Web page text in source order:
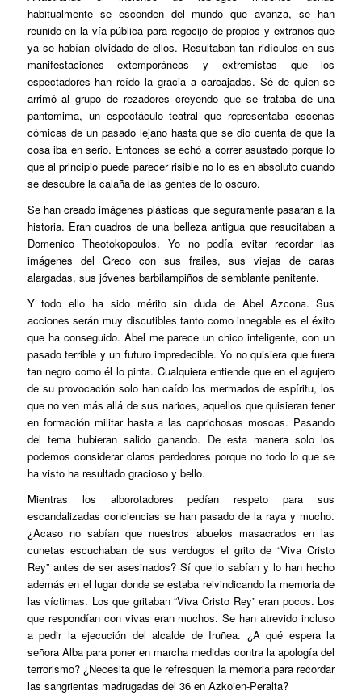
habitualmente se esconden del mundo que avanza, se han
reunido en la vía pública para regocijo de propios y extraños que
ya se habían olvidado de ellos. Resultaban tan ridículos en sus
manifestaciones extemporáneas y extremistas que los
espectadores han reído la gracia a carcajadas. Sé de quien se
arrimó al grupo de rezadores creyendo que se trataba de una
pantomima, un espectáculo teatral que representaba escenas
cómicas de un pasado lejano hasta que se dio cuenta de que la
cosa iba en serio. Entonces se echó a correr asustado porque lo
que al principio puede parecer risible no lo es en absoluto cuando
se descubre la calaña de las gentes de lo oscuro.
Se han creado imágenes plásticas que seguramente pasaran a la
historia. Eran cuadros de una belleza antigua que resucitaban a
Domenico Theotokopoulos. Yo no podía evitar recordar las
imágenes del Greco con sus frailes, sus viejas de caras
alargadas, sus jóvenes barbilampiños de semblante penitente.
Y todo ello ha sido mérito sin duda de Abel Azcona. Sus
acciones serán muy discutibles tanto como innegable es el éxito
que ha conseguido. Abel me parece un chico inteligente, con un
pasado terrible y un futuro impredecible. Yo no quisiera que fuera
tan negro como él lo pinta. Cualquiera entiende que en el agujero
de su provocación solo han caído los mermados de espíritu, los
que no ven más allá de sus narices, aquellos que quisieran tener
en formación militar hasta a las caprichosas moscas. Pasando
del tema hubieran salido ganando. De esta manera solo los
podemos considerar claros perdedores porque no todo lo que se
ha visto ha resultado gracioso y bello.
Mientras los alborotadores pedían respeto para sus
escandalizadas conciencias se han pasado de la raya y mucho.
¿Acaso no sabían que nuestros abuelos masacrados en las
cunetas escuchaban de sus verdugos el grito de “Viva Cristo
Rey” antes de ser asesinados? Sí que lo sabían y lo han hecho
además en el lugar donde se estaba reivindicando la memoria de
las víctimas. Los que gritaban “Viva Cristo Rey” eran pocos. Los
que respondían con vivas eran muchos. Se han atrevido incluso
a pedir la ejecución del alcalde de Iruñea. ¿A qué espera la
señora Alba para poner en marcha medidas contra la apología del
terrorismo? ¿Necesita que le refresquen la memoria para recordar
las sangrientas madrugadas del 36 en Azkoien-Peralta?